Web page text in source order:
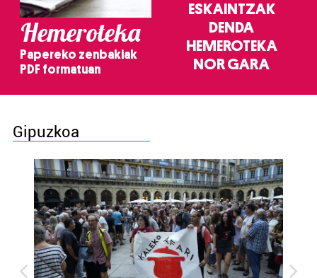
Hemeroteka
Papereko zenbakiak
PDF formatuan
ESKAINTZAK
DENDA
HEMEROTEKA
NOR GARA
Gipuzkoa